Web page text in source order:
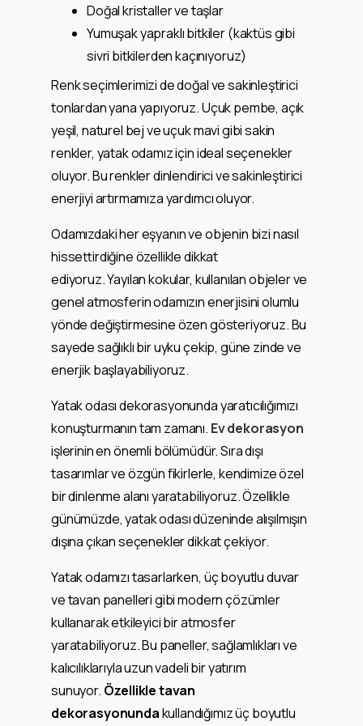
Doğal kristaller ve taşlar
Yumuşak yapraklı bitkiler (kaktüs gibi
sivri bitkilerden kaçınıyoruz)
Renk seçimlerimizi de doğal ve sakinleştirici
tonlardan yana yapıyoruz. Uçuk pembe, açık
yeşil, naturel bej ve uçuk mavi gibi sakin
renkler, yatak odamız için ideal seçenekler
oluyor. Bu renkler dinlendirici ve sakinleştirici
enerjiyi artırmamıza yardımcı oluyor.
Odamızdaki her eşyanın ve objenin bizi nasıl
hissettirdiğine özellikle dikkat
ediyoruz. Yayılan kokular, kullanılan objeler ve
genel atmosferin odamızın enerjisini olumlu
yönde değiştirmesine özen gösteriyoruz. Bu
sayede sağlıklı bir uyku çekip, güne zinde ve
enerjik başlayabiliyoruz.
Yatak odası dekorasyonunda yaratıcılığımızı
konuşturmanın tam zamanı. Ev dekorasyon
işlerinin en önemli bölümüdür. Sıra dışı
tasarımlar ve özgün fikirlerle, kendimize özel
bir dinlenme alanı yaratabiliyoruz. Özellikle
günümüzde, yatak odası düzeninde alışılmışın
dışına çıkan seçenekler dikkat çekiyor.
Yatak odamızı tasarlarken, üç boyutlu duvar
ve tavan panelleri gibi modern çözümler
kullanarak etkileyici bir atmosfer
yaratabiliyoruz. Bu paneller, sağlamlıkları ve
kalıcılıklarıyla uzun vadeli bir yatırım
sunuyor. Özellikle tavan
dekorasyonundakullandığımız üç boyutlu